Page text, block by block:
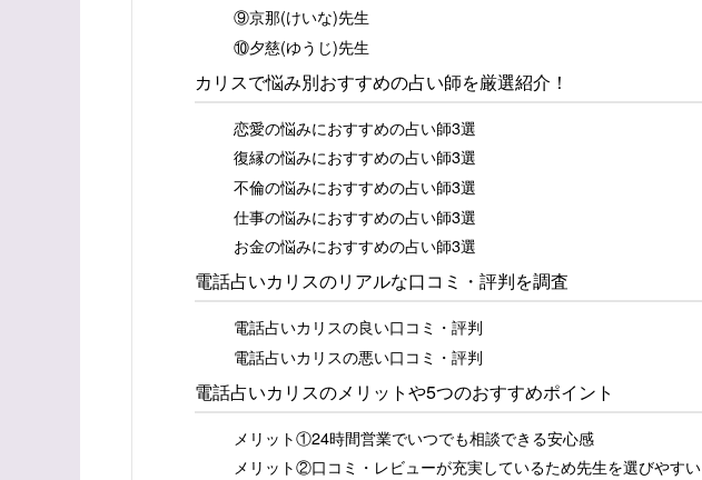
⑨京那(けいな)先生
⑩夕慈(ゆうじ)先生
カリスで悩み別おすすめの占い師を厳選紹介！
恋愛の悩みにおすすめの占い師3選
復縁の悩みにおすすめの占い師3選
不倫の悩みにおすすめの占い師3選
仕事の悩みにおすすめの占い師3選
お金の悩みにおすすめの占い師3選
電話占いカリスのリアルな口コミ・評判を調査
電話占いカリスの良い口コミ・評判
電話占いカリスの悪い口コミ・評判
電話占いカリスのメリットや5つのおすすめポイント
メリット①24時間営業でいつでも相談できる安心感
メリット②口コミ・レビューが充実しているため先生を選びやすい